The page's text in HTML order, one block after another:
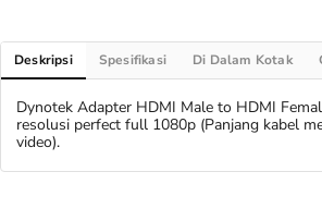
Deskripsi Spesifikasi Di Dalam Kotak
Dynotek Adapter HDMI Male to HDMI
resolusi perfect full 1080p (Panjang kabel
video).